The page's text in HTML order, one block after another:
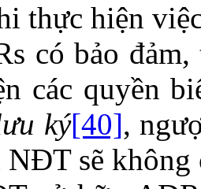
thực hiện
có bảo
các quyền
ký[40],
NĐT sẽ không